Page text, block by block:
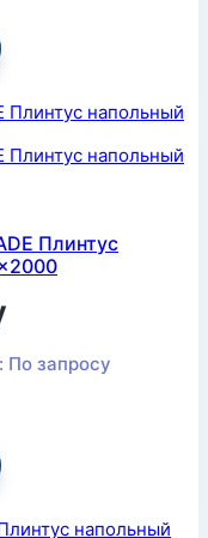
Плинтус
По запросу